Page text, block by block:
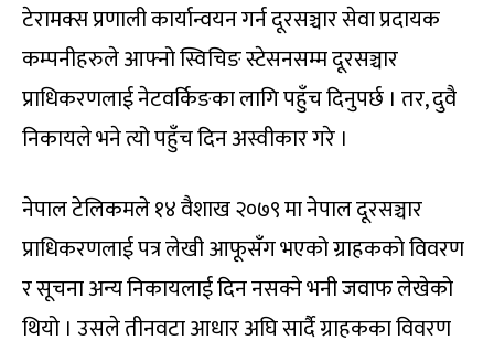
टेरामक्स प्रणाली कार्यान्वयन गर्न दूरसञ्चार सेवा प्रदायक
कम्पनीहरुले आफ्नो स्विचिङ स्टेसनसम्म दूरसञ्चार
प्राधिकरणलाई नेटवर्किङका लागि पहुँच दिनुपर्छ । तर, दुवै
निकायले भने त्यो पहुँच दिन अस्वीकार गरे ।
नेपाल टेलिकमले १४ वैशाख २०७९ मा नेपाल दूरसञ्चार
प्राधिकरणलाई पत्र लेखी आफूसँग भएको ग्राहकको विवरण
र सूचना अन्य निकायलाई दिन नसक्ने भनी जवाफ लेखेको
थियो । उसले तीनवटा आधार अघि सार्दै ग्राहकका विवरण